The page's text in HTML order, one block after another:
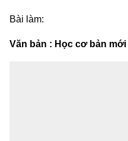
Bài làm:
Văn bản : Học cơ bản